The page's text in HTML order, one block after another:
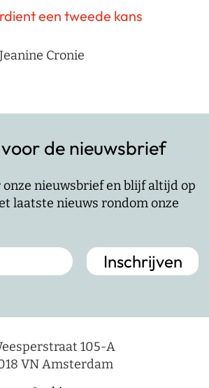
een tweede kans
Jeanine Cronie
de nieuwsbrief
nieuwsbrief en blijf altijd op
laatste nieuws rondom onze
105-A
VN Amsterdam